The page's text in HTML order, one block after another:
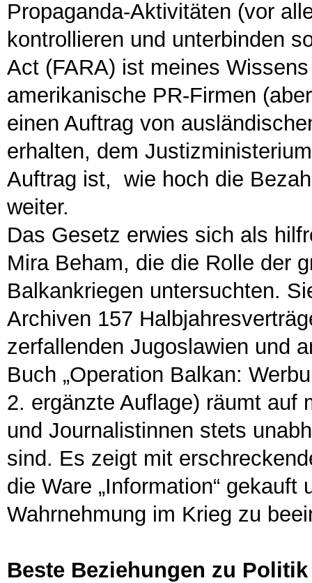
Propaganda-Aktivitäten (vor
kontrollieren und unterbinden
Act (FARA) ist meines
amerikanische PR-Firmen
einen Auftrag von
erhalten, dem
Auftrag ist, wie hoch die
weiter.
Das Gesetz erwies sich als
Mira Beham, die die Rolle der
Balkankriegen untersuchten.
Archiven 157
zerfallenden Jugoslawien und
Buch „Operation Balkan:
2. ergänzte Auflage) räumt auf
und Journalistinnen stets
sind. Es zeigt mit
die Ware „Information“
Wahrnehmung im Krieg zu
Beste Beziehungen zu